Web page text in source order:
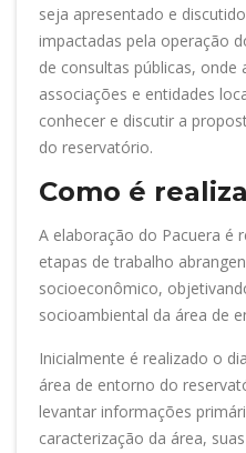
seja apresentado e
impactadas pela operação
de consultas públicas,
associações e entidades
conhecer e discutir a
do reservatório.
Como é
A elaboração do Pacuera é
etapas de trabalho
socioeconômico,
socioambiental da área de
Inicialmente é realizado o
área de entorno do
levantar informações
caracterização da área,